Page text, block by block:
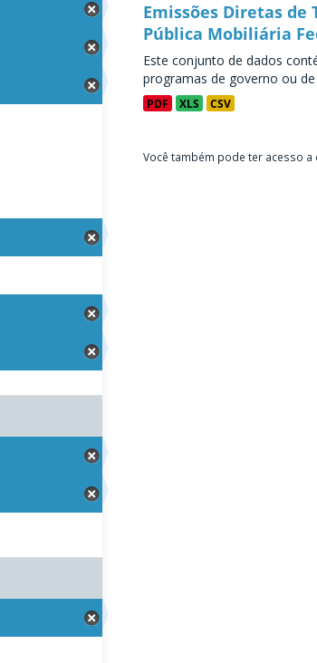
Emissões Diretas de
Pública Mobiliária
Este conjunto de dados
programas de governo ou
PDF XLS CSV
Você também pode ter acesso